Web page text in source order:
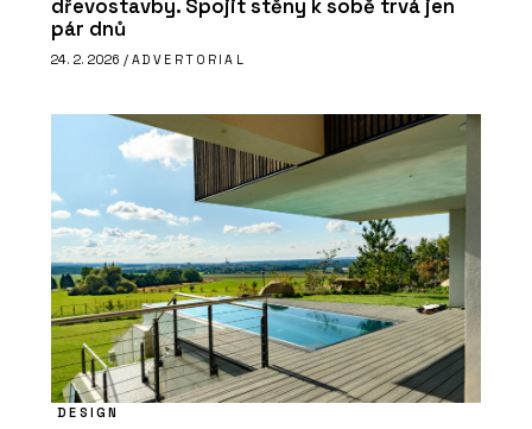
dřevostavby. Spojit stěny k sobě trvá jen
pár dnů
24. 2. 2026 / ADVERTORIAL
DESIGN